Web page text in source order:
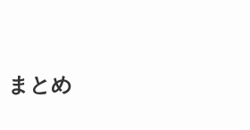
まとめ